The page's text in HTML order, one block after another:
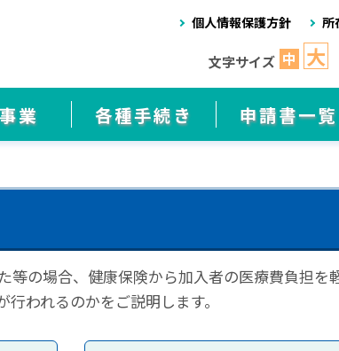
個人情報保護方針 所
文字サイズ 中 大
業 各種手続き 申請書一覧
等の場合、健康保険から加入者の医療費負担を
われるのかをご説明します。